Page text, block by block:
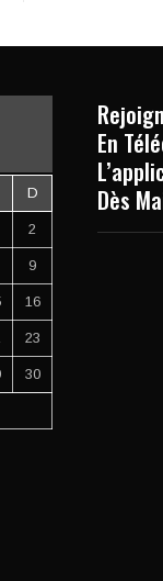
D
2
9
16
23
30
En
Dès